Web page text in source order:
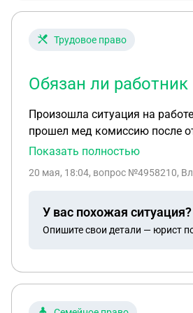
Трудовое право
Обязан ли
Произошла ситуация на
прошел мед комиссию после
чтобы подписать бумаги и с
3 часа, вызвали за 2.20. Я
от работы за непрохождение
– не рабочее время). Может
требования работодателя
Показать полностью
20 мая, 18:04, вопрос №4958210,
У вас похожая ситуация?
Опишите свои детали — юрист